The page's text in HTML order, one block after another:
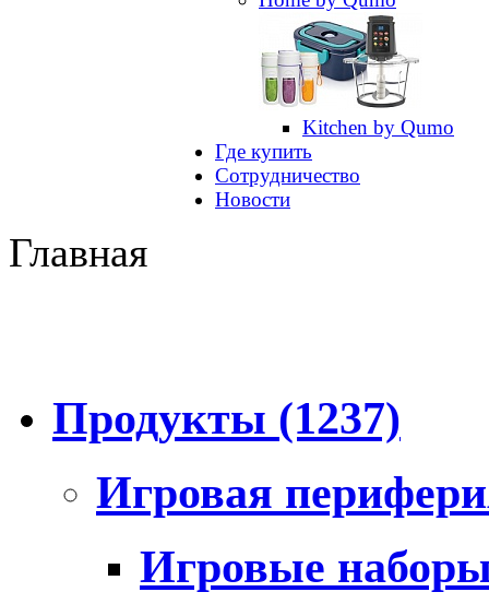
Kitchen by Qumo
Где купить
Сотрудничество
Новости
Главная
Продукты (1237)
Игровая
Игровые